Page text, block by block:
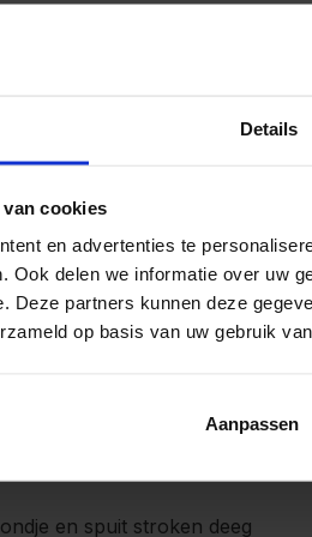
Details
cookies
en advertenties te
Ook delen we informatie over uw
Deze partners kunnen deze
op basis van uw gebruik
Aanpassen
op 1 liter water ). Roer tot
en spuit stroken deeg